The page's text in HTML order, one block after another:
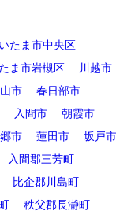
たま市中央区
ま市岩槻区
川越市
市
春日部市
入間市
朝霞市
市 蓮田市
坂戸市
入間郡三芳町
比企郡川島町
秩父郡長瀞町